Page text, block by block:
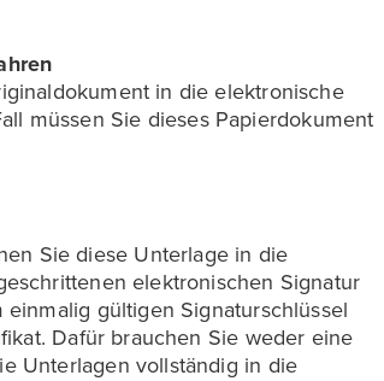
in die elektronische
müssen Sie dieses Papierdokument
Sie diese Unterlage in die
elektronischen Signatur
gültigen Signaturschlüssel
Dafür brauchen Sie weder eine
Unterlagen vollständig in die